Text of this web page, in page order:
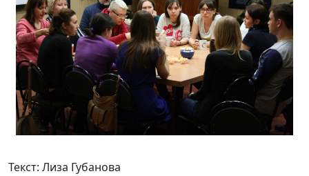
Текст: Лиза Губанова